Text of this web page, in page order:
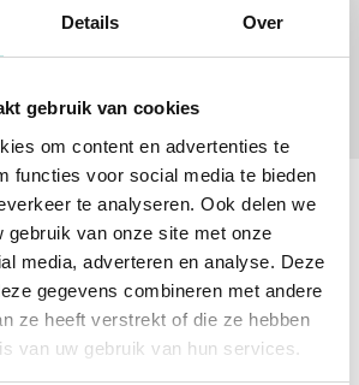
Details Over
gebruik van cookies
om content en advertenties te
functies voor social media te bieden
te analyseren. Ook delen we
gebruik van onze site met onze
media, adverteren en analyse. Deze
gegevens combineren met andere
ze heeft verstrekt of die ze hebben
van uw gebruik van hun services.
les vanuit hun eigen expertise en
in elke training de best passende